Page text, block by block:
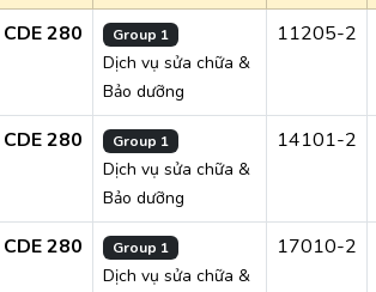
CDE 280 Group 1
Dịch vụ sửa chữa &
Bảo dưỡng
11205-2
CDE 280 Group 1
Dịch vụ sửa chữa &
Bảo dưỡng
14101-2
CDE 280 Group 1
Dịch vụ sửa chữa &
17010-2